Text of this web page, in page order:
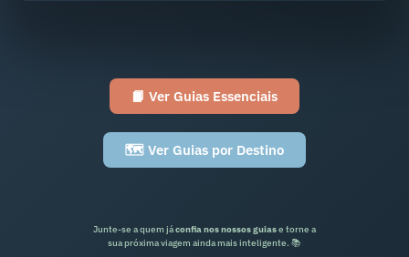
📙 Ver Guias Essenciais
🗺️ Ver Guias por Destino
Junte-se a quem jáconfia nos nossos guiase torne a
sua próxima viagem ainda mais inteligente. 📚